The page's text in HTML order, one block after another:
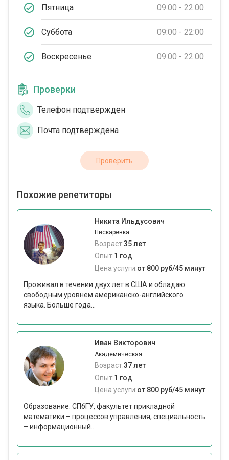
Пятница 09:00 - 22:00
Суббота 09:00 - 22:00
Воскресенье 09:00 - 22:00
Проверки
Телефон подтвержден
Почта подтверждена
Проверить
Похожие репетиторы
Никита Ильдусович
Пискаревка
Возраст:35 лет
Опыт:1 год
Цена услуги:от 800 руб/45 минут
Проживал в течении двух лет в США и обладаю
свободным уровнем американско-английского
языка. Больше года...
Иван Викторович
Академическая
Возраст:37 лет
Опыт:1 год
Цена услуги:от 800 руб/45 минут
Образование: СПбГУ, факультет прикладной
математики – процессов управления, специальность
– информационный...